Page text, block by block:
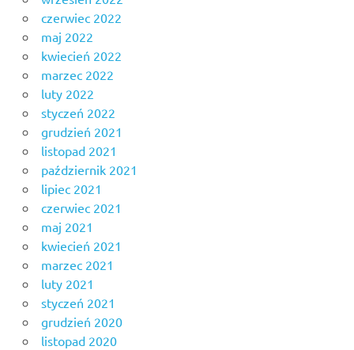
czerwiec 2022
maj 2022
kwiecień 2022
marzec 2022
luty 2022
styczeń 2022
grudzień 2021
listopad 2021
październik 2021
lipiec 2021
czerwiec 2021
maj 2021
kwiecień 2021
marzec 2021
luty 2021
styczeń 2021
grudzień 2020
listopad 2020